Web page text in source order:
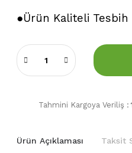
●Ürün Kaliteli
Tahmini Kargoya Veriliş :
Ürün Açıklaması Taksit